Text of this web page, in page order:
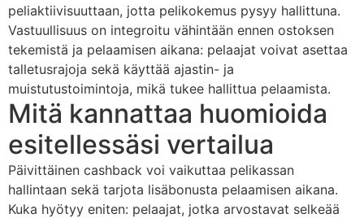
peliaktiivisuuttaan, jotta pelikokemus pysyy hallittuna.
Vastuullisuus on integroitu vähintään ennen ostoksen
tekemistä ja pelaamisen aikana: pelaajat voivat asettaa
talletusrajoja sekä käyttää ajastin- ja
muistutustoimintoja, mikä tukee hallittua pelaamista.
Mitä kannattaa huomioida
esitellessäsi vertailua
Päivittäinen cashback voi vaikuttaa pelikassan
hallintaan sekä tarjota lisäbonusta pelaamisen aikana.
Kuka hyötyy eniten: pelaajat, jotka arvostavat selkeää